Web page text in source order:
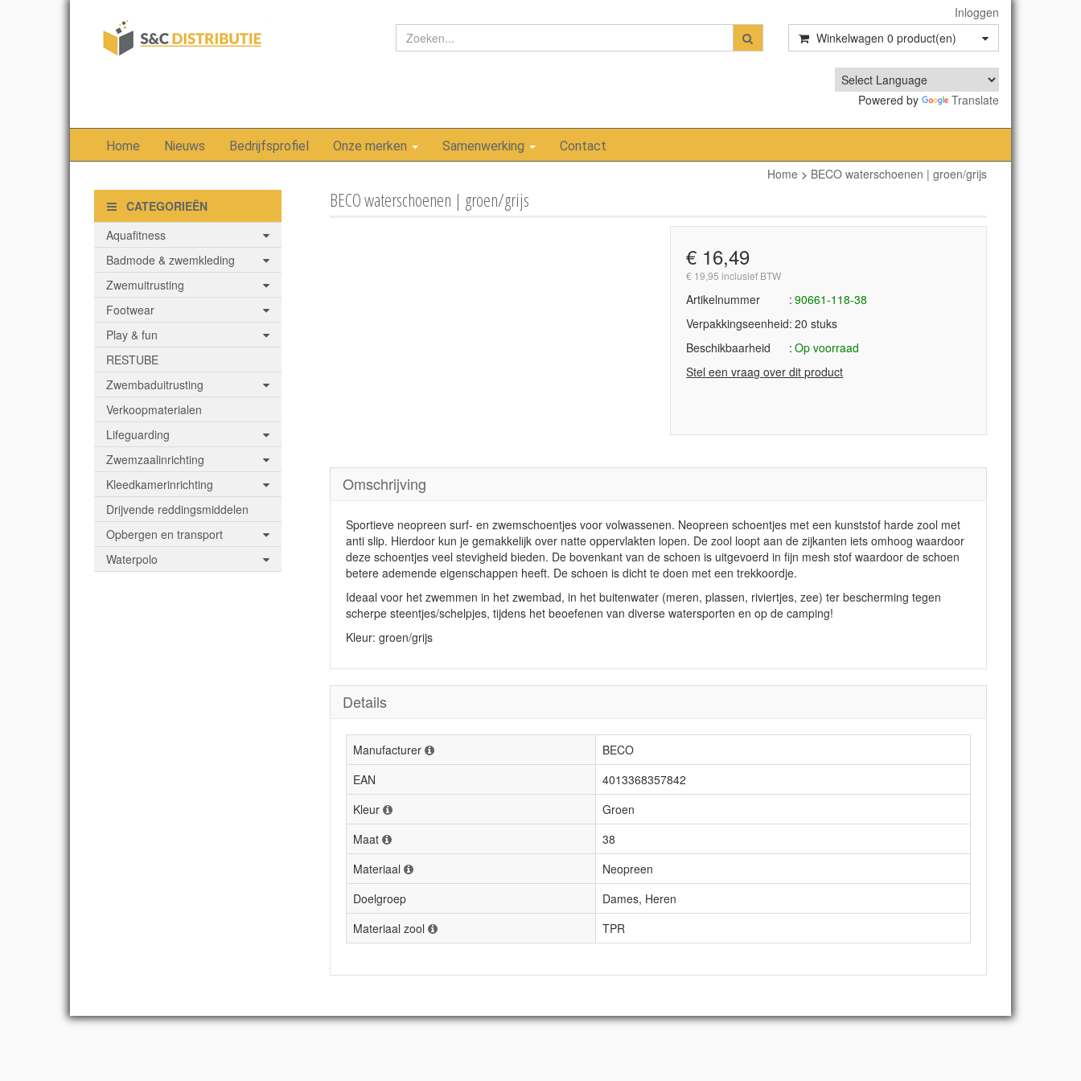
Inloggen
Winkelwagen 0 product(en)
Powered by Translate
Home Nieuws Bedrijfsprofiel Onze merken Samenwerking Contact
Home > BECO waterschoenen | groen/grijs
CATEGORIEËN
Aquafitness
Badmode & zwemkleding
Zwemuitrusting
Footwear
Play & fun
RESTUBE
Zwembaduitrusting
Verkoopmaterialen
Lifeguarding
Zwemzaalinrichting
Kleedkamerinrichting
Drijvende reddingsmiddelen
Opbergen en transport
Waterpolo
BECO waterschoenen | groen/grijs
€ 16,49
€ 19,95 inclusief BTW
Artikelnummer
90661-118-38
Verpakkingseenheid 20 stuks
Beschikbaarheid
Op voorraad
Stel een vraag over dit product
Omschrijving
Sportieve neopreen surf- en zwemschoentjes voor volwassenen. Neopreen schoentjes met een kunststof harde zool met
anti slip. Hierdoor kun je gemakkelijk over natte oppervlakten lopen. De zool loopt aan de zijkanten iets omhoog waardoor
deze schoentjes veel stevigheid bieden. De bovenkant van de schoen is uitgevoerd in fijn mesh stof waardoor de schoen
betere ademende eigenschappen heeft. De schoen is dicht te doen met een trekkoordje.
Ideaal voor het zwemmen in het zwembad, in het buitenwater (meren, plassen, riviertjes, zee) ter bescherming tegen
scherpe steentjes/schelpjes, tijdens het beoefenen van diverse watersporten en op de camping!
Kleur: groen/grijs
Details
Manufacturer
BECO
EAN
4013368357842
Kleur
Groen
Maat
38
Materiaal
Neopreen
Doelgroep
Dames, Heren
Materiaal zool
TPR